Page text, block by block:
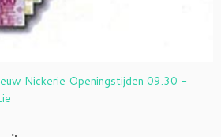
Nickerie Openingstijden 09.30 -